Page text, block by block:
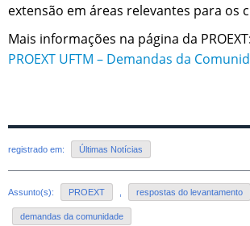
extensão em áreas relevantes para os
Mais informações na página da PROEXT:
PROEXT UFTM – Demandas da
registrado em: Últimas Notícias
Assunto(s): PROEXT respostas do levantamento
demandas da comunidade